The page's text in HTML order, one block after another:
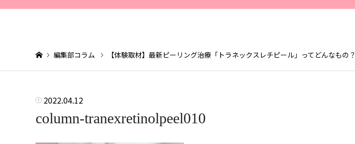
編集部コラム 【体験取材】最新ピーリング治療「トラネックスレチピール」ってどんなもの？
2022.04.12
column-tranexretinolpeel010